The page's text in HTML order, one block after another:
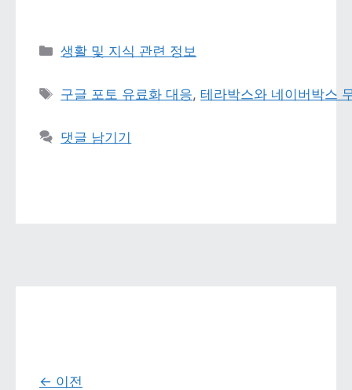
카테고리
생활 및 지식 관련 정보
태그
구글 포토 유료화 대응, 테라박스와 네이버박스
댓글 남기기
← 이전